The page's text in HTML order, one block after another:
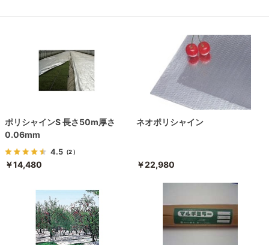
ポリシャインS 長さ50m厚さ
0.06mm
4.5（2）
￥14,480
ネオポリシャイン
￥22,980